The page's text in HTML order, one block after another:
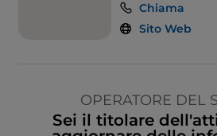
Chiama
Sito Web
OPERATORE DEL
Sei il titolare